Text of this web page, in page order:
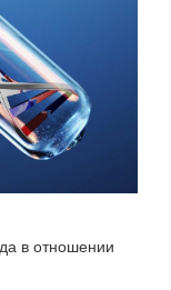
в отношении